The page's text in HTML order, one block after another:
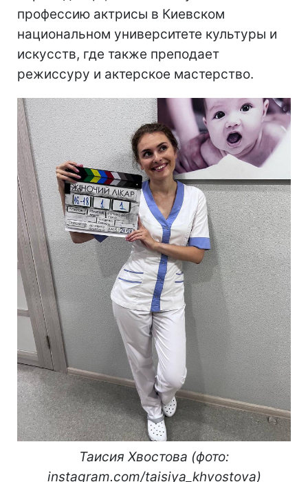
профессию актрисы в Киевском
национальном университете культуры и
искусств, где также преподает
режиссуру и актерское мастерство.
Таисия Хвостова (фото:
instagram.com/taisiya_khvostova)